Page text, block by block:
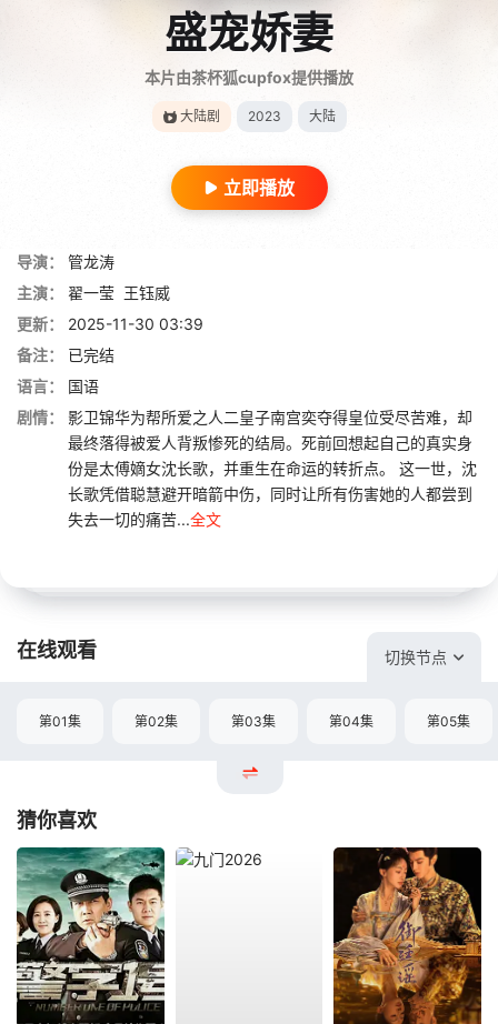
盛宠娇妻
本片由茶杯狐cupfox提供播放
大陆剧 2023 大陆
立即播放
导演：
管龙涛
主演：
翟一莹 王钰威
更新：
2025-11-30 03:39
备注：
已完结
语言：
国语
剧情：
影卫锦华为帮所爱之人二皇子南宫奕夺得皇位受尽苦难，却
最终落得被爱人背叛惨死的结局。死前回想起自己的真实身
份是太傅嫡女沈长歌，并重生在命运的转折点。 这一世，沈
长歌凭借聪慧避开暗箭中伤，同时让所有伤害她的人都尝到
失去一切的痛苦...全文
在线观看 切换节点
第01集 第02集 第03集 第04集 第05集
猜你喜欢